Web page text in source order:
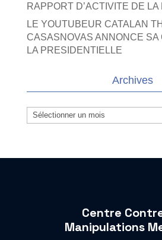
RAPPORT D’ACTIVITE DE LA
LE YOUTUBEUR CATALAN
CASASNOVAS ANNONCE SA
LA PRESIDENTIELLE
Archives
Archives
Centre
Manipulations